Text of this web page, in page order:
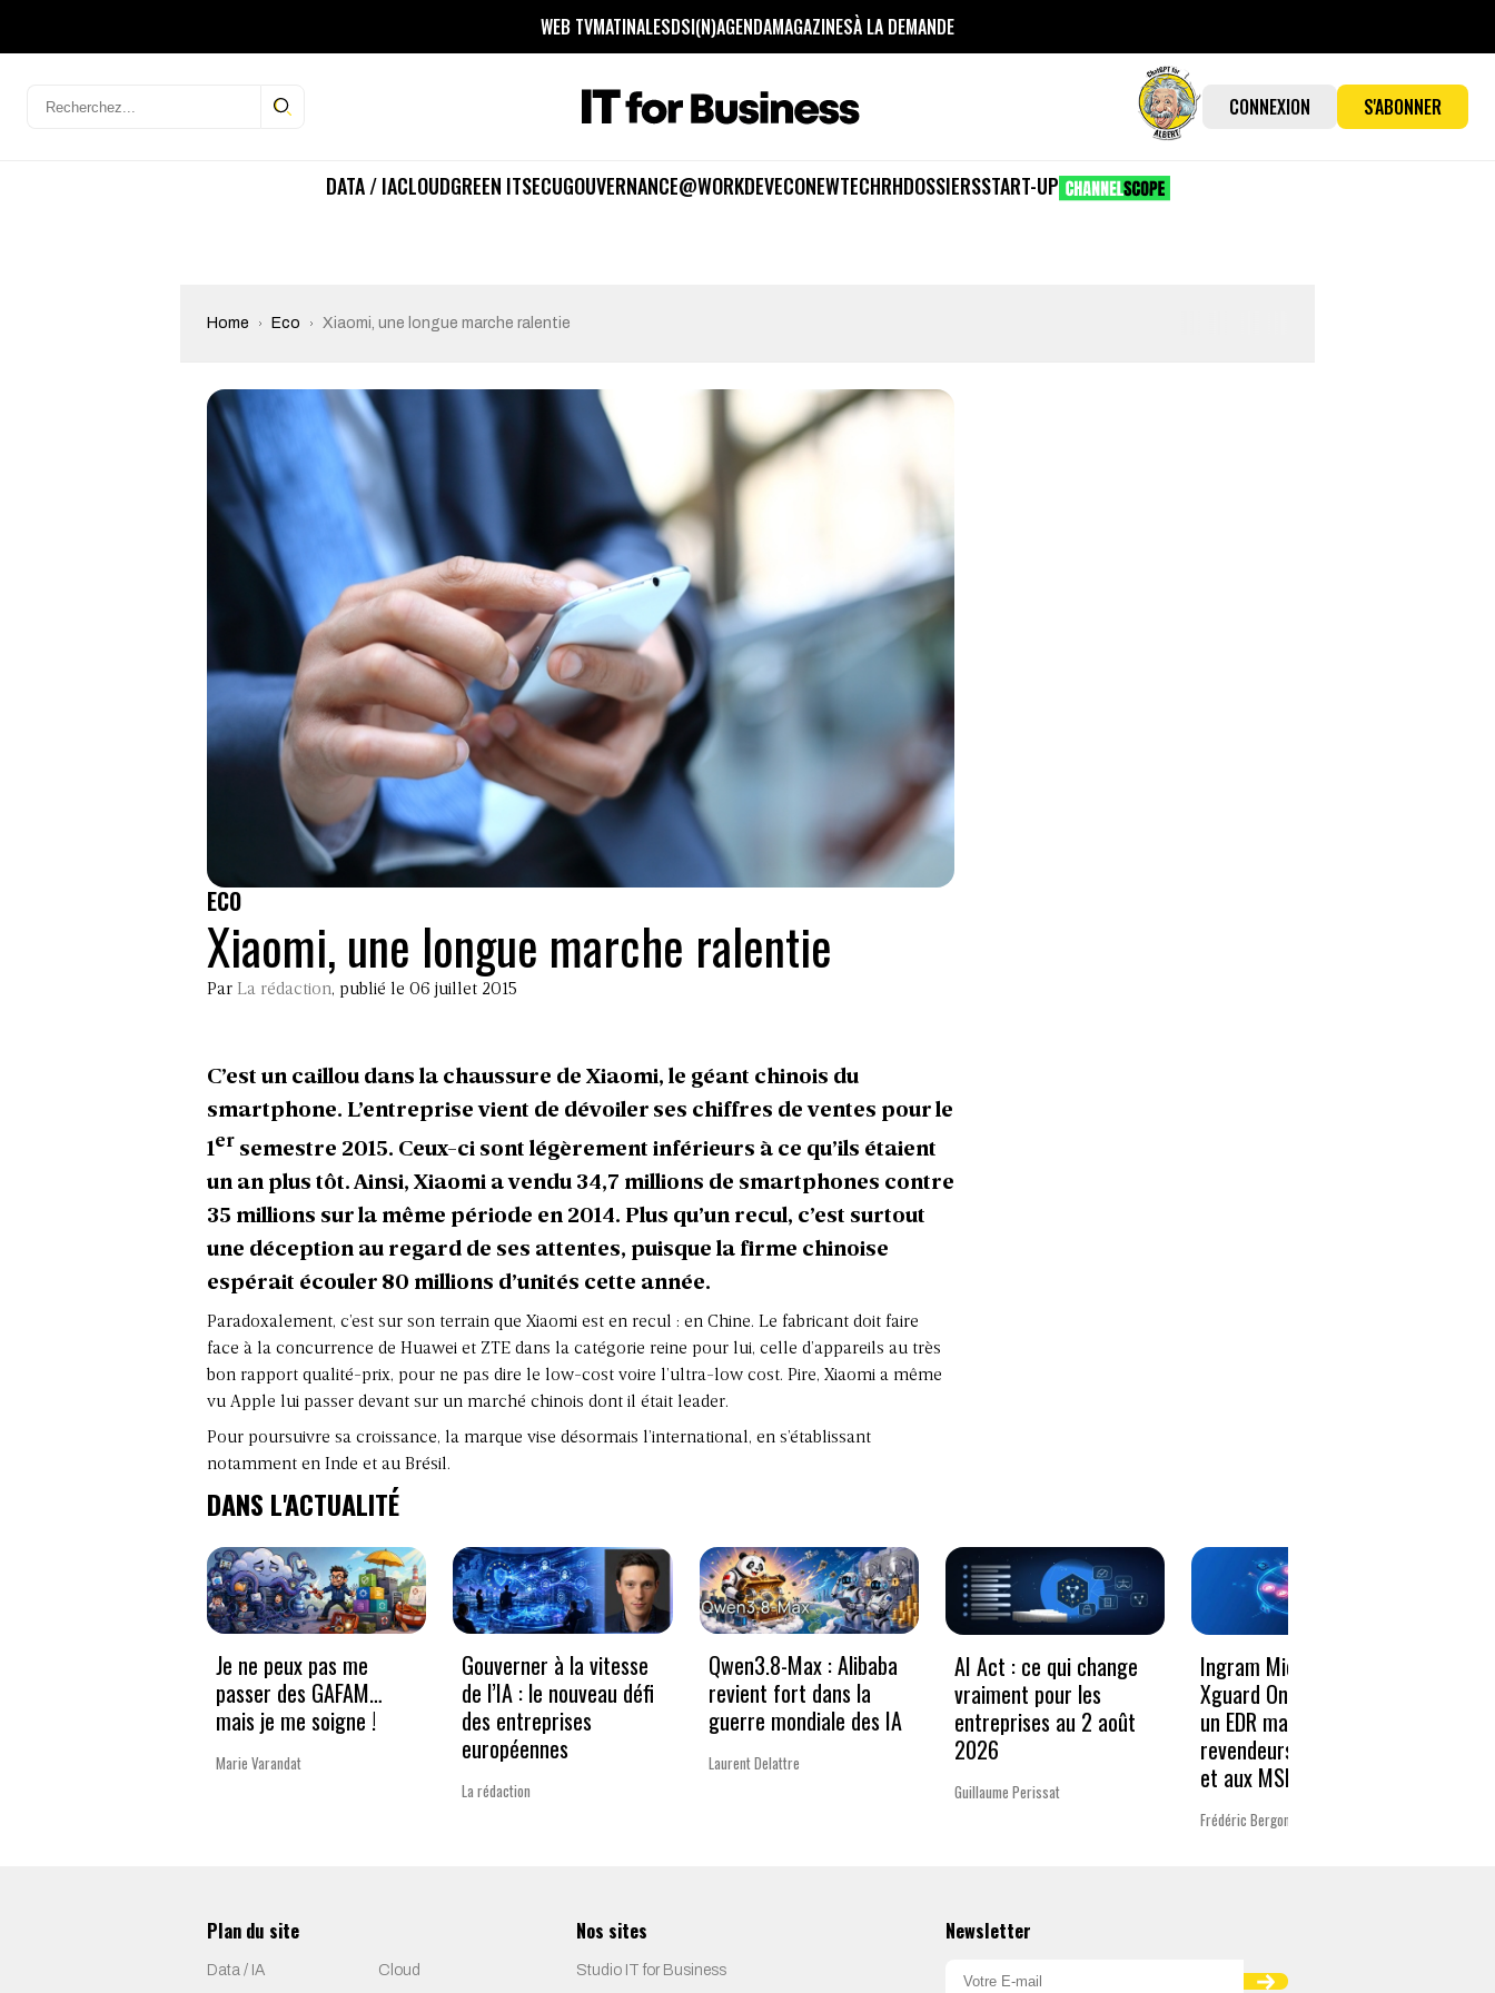
WEB TVMATINALESDSI(N)AGENDAMAGAZINESÀ LA DEMANDE
CONNEXION S'ABONNER
DATA / IACLOUDGREEN ITSECUGOUVERNANCE@WORKDEVECONEWTECHRHDOSSIERSSTART-UP
Home Eco Xiaomi, une longue marche ralentie
ECO
Xiaomi, une longue marche ralentie
Par La rédaction, publié le 06 juillet 2015
C’est un caillou dans la chaussure de Xiaomi, le géant chinois du
smartphone. L’entreprise vient de dévoiler ses chiffres de ventes pour le
1er semestre 2015. Ceux-ci sont légèrement inférieurs à ce qu’ils étaient
un an plus tôt. Ainsi, Xiaomi a vendu 34,7 millions de smartphones contre
35 millions sur la même période en 2014. Plus qu’un recul, c’est surtout
une déception au regard de ses attentes, puisque la firme chinoise
espérait écouler 80 millions d’unités cette année.
Paradoxalement, c’est sur son terrain que Xiaomi est en recul : en Chine. Le fabricant doit faire
face à la concurrence de Huawei et ZTE dans la catégorie reine pour lui, celle d’appareils au très
bon rapport qualité-prix, pour ne pas dire le low-cost voire l’ultra-low cost. Pire, Xiaomi a même
vu Apple lui passer devant sur un marché chinois dont il était leader.
Pour poursuivre sa croissance, la marque vise désormais l’international, en s’établissant
notamment en Inde et au Brésil.
DANS L'ACTUALITÉ
Je ne peux pas me
passer des GAFAM…
mais je me soigne !
Marie Varandat
Gouverner à la vitesse
de l’IA : le nouveau défi
des entreprises
européennes
La rédaction
Qwen3.8-Max : Alibaba
revient fort dans la
guerre mondiale des IA
Laurent Delattre
AI Act : ce qui change
vraiment pour les
entreprises au 2 août
2026
Guillaume Perissat
Ingram Micro et
Xguard One proposent
un EDR managé aux
revendeurs Microsoft
et aux MSP
Frédéric Bergonzoli
Plan du site
Data / IA
Cloud
Nos sites
Studio IT for Business
Newsletter